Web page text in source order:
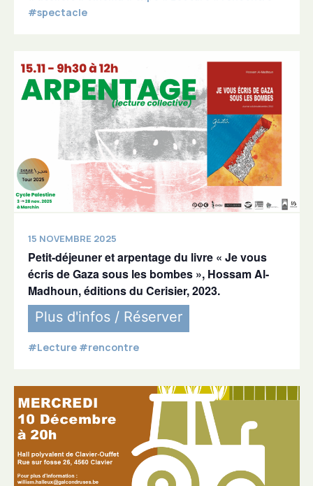
#spectacle
15 NOVEMBRE 2025
Petit-déjeuner et arpentage du livre « Je vous
écris de Gaza sous les bombes », Hossam Al-
Madhoun, éditions du Cerisier, 2023.
Plus d'infos / Réserver
#Lecture #rencontre